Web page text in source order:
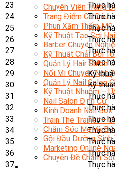
Chuyên Viên Trang
Trang Điểm Cô Dâu
Phun Xăm Thẩm Mỹ
Kỹ Thuật Tạo Sợi
Barber Chuyên
Kỹ Thuật Chải Bới
Quản Lý Hair Salon
Nối Mi Chuyên
Quản Lý Nail Salon
Kỹ Thuật Nhuộm –
Nail Salon Định Cư
Kinh Doanh Nail Box
Train The Trainer –
Chăm Sóc Mẹ Và Bé
Gội Đầu Dưỡng Sinh
Marketing Online
Chuyên Đề Chăm
23
Thực
24
Thực
25
Thực
26
Thực
27
Thực
28
Thực
29
Kỹ
30
Kỹ
31
Thực
32
Thực
33
Thực
34
Thực
35
Thực
36
Thực
37
Thực